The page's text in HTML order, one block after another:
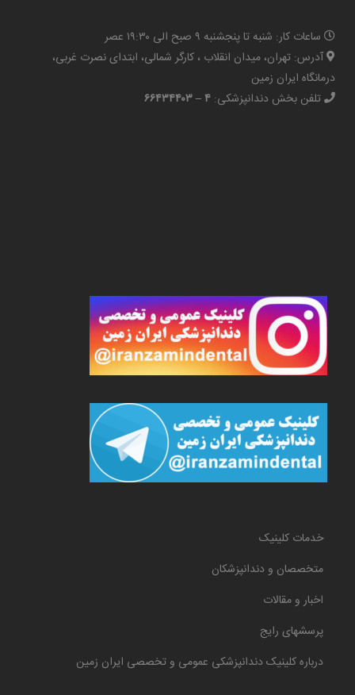
ساعات کار: شنبه تا پنجشنبه ۹ صبح الی ۱۹:۳۰ عصر
آدرس: تهران، میدان انقلاب ، کارگر شمالی، ابتدای نصرت غربی،
درمانگاه ایران زمین
تلفن بخش دندانپزشکی: ۴ – ۶۶۴۳۴۴۰۳
خدمات کلینیک
متخصصان و دندانپزشکان
اخبار و مقالات
پرسشهای رایج
درباره کلینیک دندانپزشکی عمومی و تخصصی ایران زمین